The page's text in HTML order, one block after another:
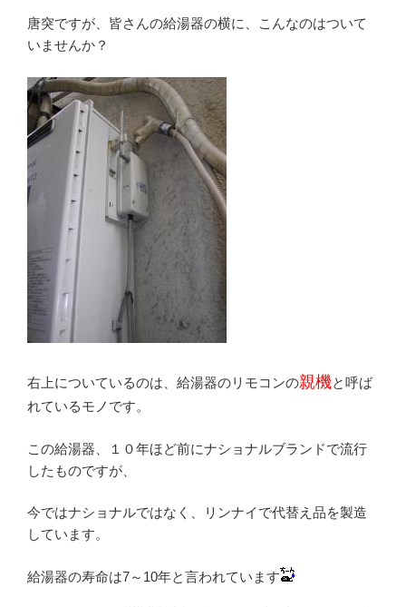
唐突ですが、皆さんの給湯器の横に、こんなのはついて
いませんか？
右上についているのは、給湯器のリモコンの親機と呼ば
れているモノです。
この給湯器、１０年ほど前にナショナルブランドで流行
したものですが、
今ではナショナルではなく、リンナイで代替え品を製造
しています。
給湯器の寿命は7～10年と言われています